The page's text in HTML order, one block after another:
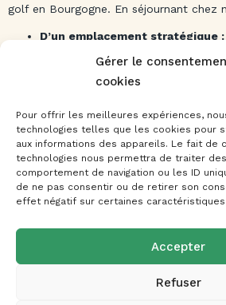
Gérer le
cookies
Pour offrir les meilleures expériences,
technologies telles que les cookies pour
aux informations des appareils. Le fait de
technologies nous permettra de traiter
comportement de navigation ou les ID
de ne pas consentir ou de retirer son
effet négatif sur certaines
Accepter
Refuser
golf en Bourgogne. En séjournant chez
D’un emplacement stratégique :
nous sommes à l’épicentre des
Golf de la Chassagne
D’un confort sur mesure :Après
profitez du calme absolu de
débriefer votre carte de score.
disposition unespace sécurisé
sacs et chariotsen toute
proximité de la Route des Grands
tables de la région pour
expérience gastronomique